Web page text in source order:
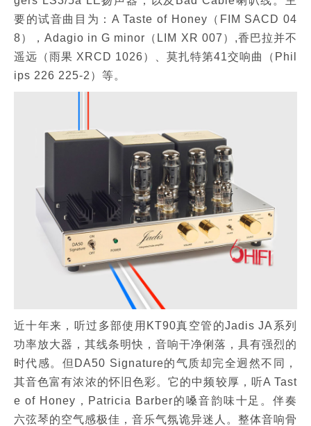
要的试音曲目为：A Taste of Honey（FIM SACD 04
8），Adagio in G minor（LIM XR 007）,香巴拉并不
遥远（雨果 XRCD 1026）、莫扎特第41交响曲（Phil
ips 226 225-2）等。
近十年来，听过多部使用KT90真空管的Jadis JA系列
功率放大器，其线条明快，音响干净俐落，具有强烈的
时代感。但DA50 Signature的气质却完全迥然不同，
其音色富有浓浓的怀旧色彩。它的中频较厚，听A Tast
e of Honey，Patricia Barber的嗓音韵味十足。伴奏
六弦琴的空气感极佳，音乐气氛诡异迷人。整体音响骨